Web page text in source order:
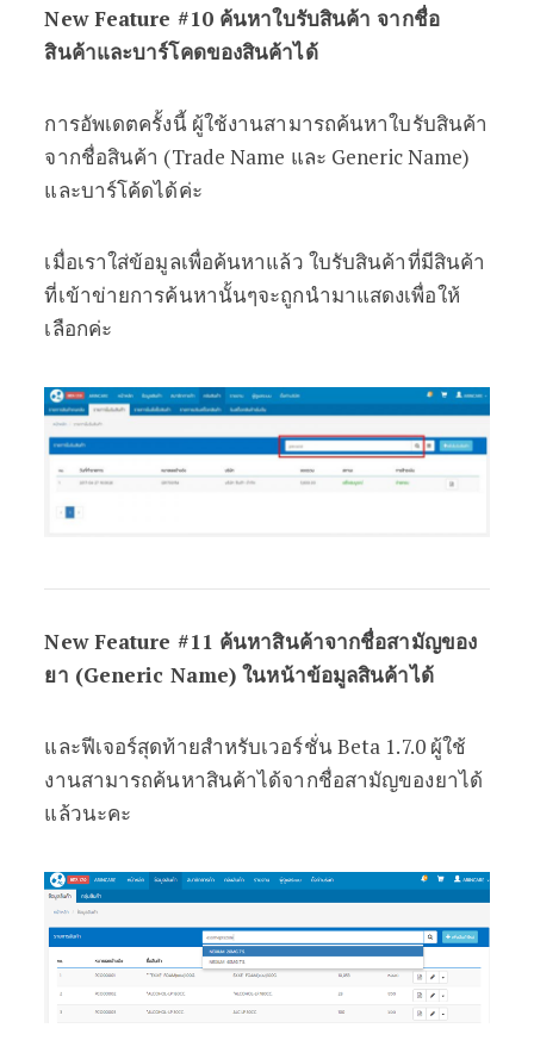
New Feature #10 ค้นหาใบรับสินค้า จากชื่อ
สินค้าและบาร์โคดของสินค้าได้
การอัพเดตครั้งนี้ ผู้ใช้งานสามารถค้นหาใบรับสินค้า
จากชื่อสินค้า (Trade Name และ Generic Name)
และบาร์โค้ดได้ค่ะ
เมื่อเราใส่ข้อมูลเพื่อค้นหาแล้ว ใบรับสินค้าที่มีสินค้า
ที่เข้าข่ายการค้นหานั้นๆจะถูกนำมาแสดงเพื่อให้
เลือกค่ะ
New Feature #11 ค้นหาสินค้าจากชื่อสามัญของ
ยา (Generic Name) ในหน้าข้อมูลสินค้าได้
และฟีเจอร์สุดท้ายสำหรับเวอร์ชั่น Beta 1.7.0 ผู้ใช้
งานสามารถค้นหาสินค้าได้จากชื่อสามัญของยาได้
แล้วนะคะ